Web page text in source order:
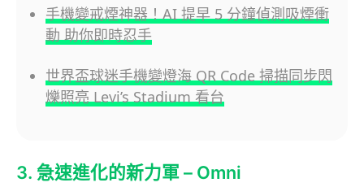
手機變戒煙神器！AI 提早 5 分鐘偵測吸煙衝
動 助你即時忍手
世界盃球迷手機變燈海 QR Code 掃描同步閃
爍照亮 Levi’s Stadium 看台
3. 急速進化的新力軍 – Omni